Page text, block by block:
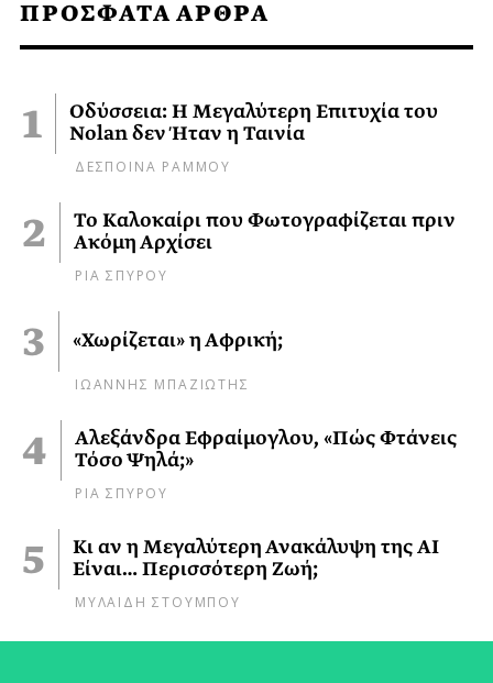
ΠΡΟΣΦΑΤΑ ΑΡΘΡΑ
Οδύσσεια: Η Μεγαλύτερη Επιτυχία του
Nolan δεν Ήταν η Ταινία
ΔΕΣΠΟΙΝΑ ΡΑΜΜΟΥ
Το Καλοκαίρι που Φωτογραφίζεται πριν
Ακόμη Αρχίσει
ΡΙΑ ΣΠΥΡΟΥ
«Χωρίζεται» η Αφρική;
ΙΩΑΝΝΗΣ ΜΠΑΖΙΩΤΗΣ
Αλεξάνδρα Εφραίμογλου, «Πώς Φτάνεις
Τόσο Ψηλά;»
ΡΙΑ ΣΠΥΡΟΥ
Κι αν η Μεγαλύτερη Ανακάλυψη της AI
Είναι… Περισσότερη Ζωή;
ΜΥΛΑΙΔΗ ΣΤΟΥΜΠΟΥ